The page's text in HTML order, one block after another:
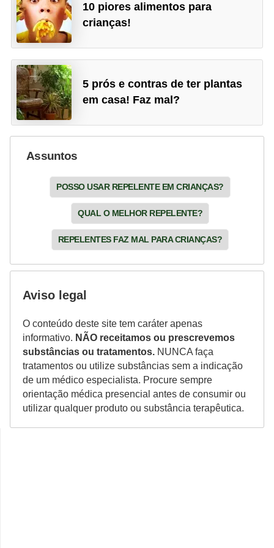
10 piores alimentos para
crianças!
5 prós e contras de ter plantas
em casa! Faz mal?
Assuntos
POSSO USAR REPELENTE EM CRIANÇAS?
QUAL O MELHOR REPELENTE?
REPELENTES FAZ MAL PARA CRIANÇAS?
Aviso legal
O conteúdo deste site tem caráter apenas
informativo. NÃO receitamos ou prescrevemos
substâncias ou tratamentos. NUNCA faça
tratamentos ou utilize substâncias sem a indicação
de um médico especialista. Procure sempre
orientação médica presencial antes de consumir ou
utilizar qualquer produto ou substância terapêutica.